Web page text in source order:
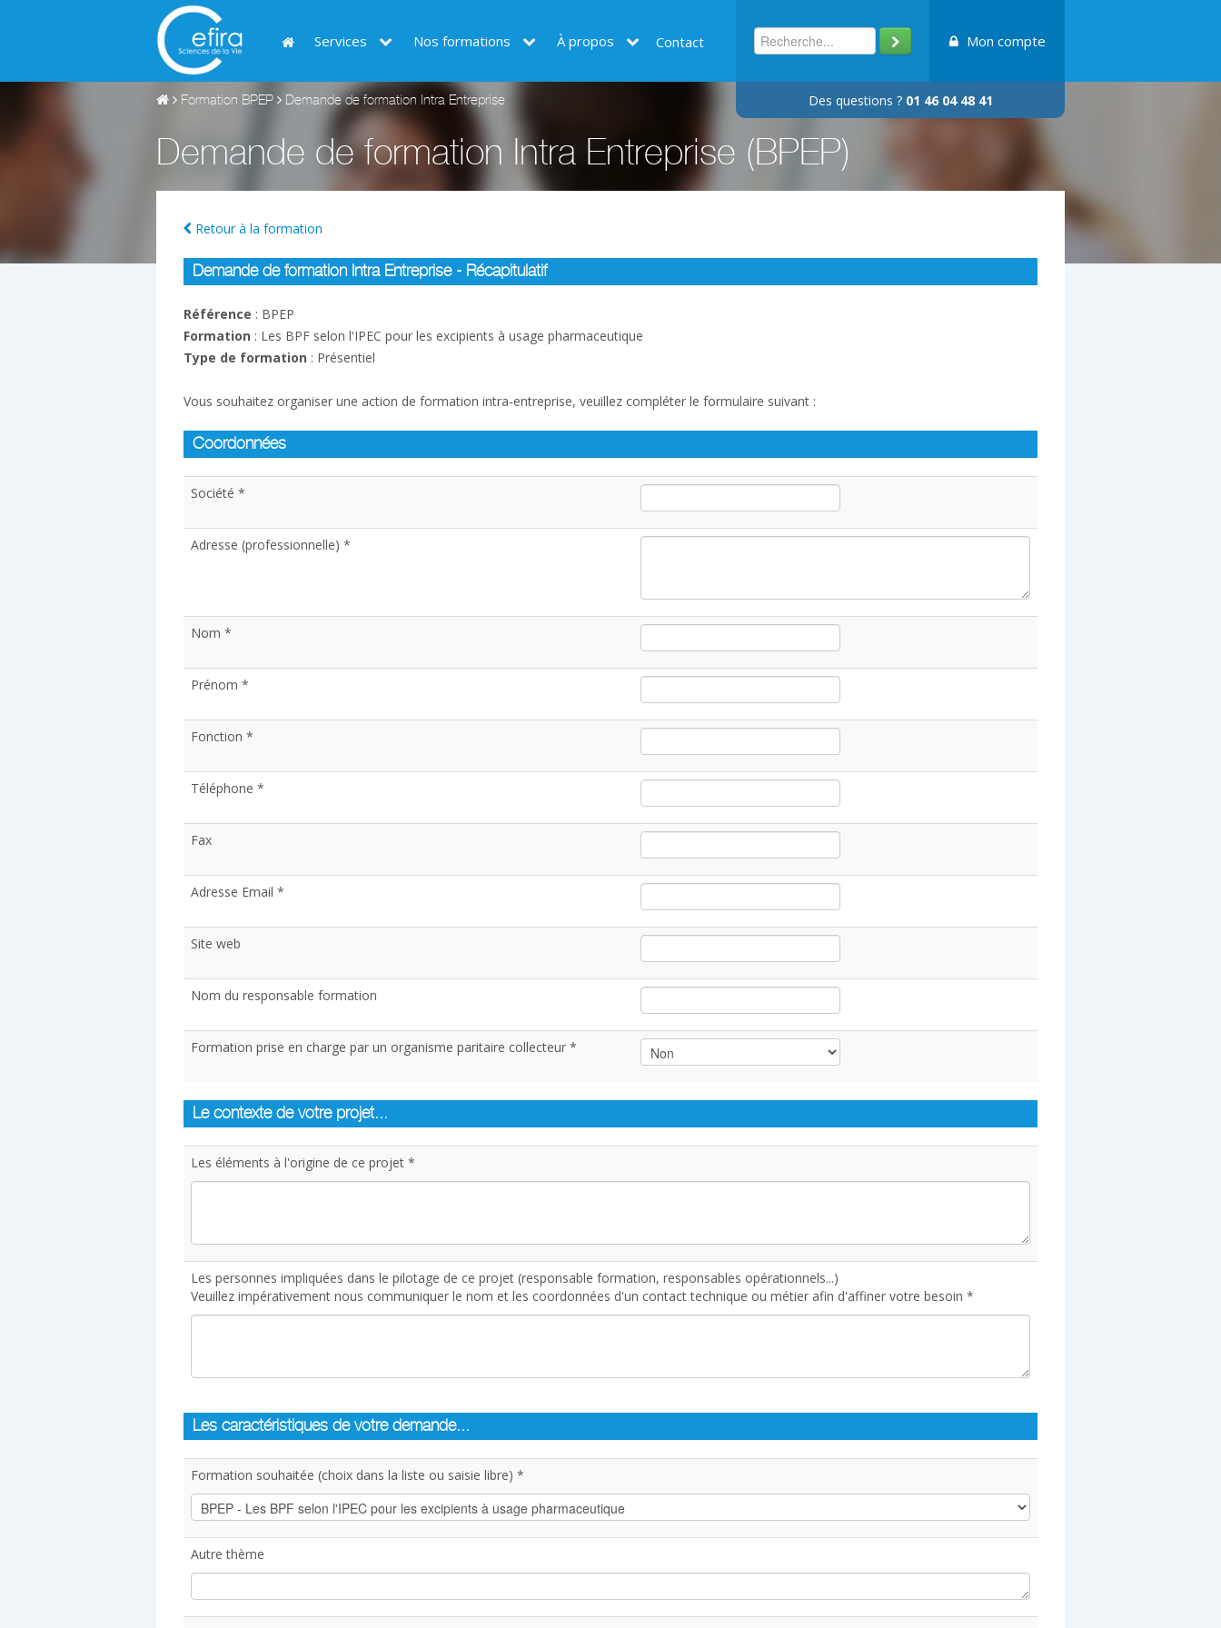
Services Nos formations À propos Contact Mon compte
Des questions ? 01 46 04 48 41
Formation BPEP Demande de formation Intra Entreprise
Demande de formation Intra Entreprise (BPEP)
Retour à la formation
Demande de formation Intra Entreprise - Récapitulatif
Référence : BPEP
Formation : Les BPF selon l'IPEC pour les excipients à usage pharmaceutique
Type de formation : Présentiel
Vous souhaitez organiser une action de formation intra-entreprise, veuillez compléter le formulaire suivant :
Coordonnées
Société *
Adresse (professionnelle) *
Nom *
Prénom *
Fonction *
Téléphone *
Fax
Adresse Email *
Site web
Nom du responsable formation
Formation prise en charge par un organisme paritaire collecteur *
Le contexte de votre projet...
Les éléments à l'origine de ce projet *
Les personnes impliquées dans le pilotage de ce projet (responsable formation, responsables opérationnels...)
Veuillez impérativement nous communiquer le nom et les coordonnées d'un contact technique ou métier afin d'affiner votre besoin *
Les caractéristiques de votre demande...
Formation souhaitée (choix dans la liste ou saisie libre) *
Autre thème